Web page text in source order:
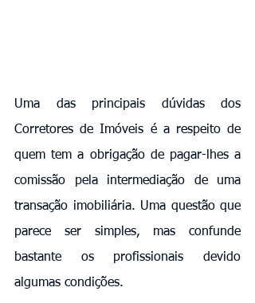
Uma das principais dúvidas dos
Corretores de Imóveis é a respeito de
quem tem a obrigação de pagar-lhes a
comissão pela intermediação de uma
transação imobiliária. Uma questão que
parece ser simples, mas confunde
bastante os profissionais devido
algumas condições.